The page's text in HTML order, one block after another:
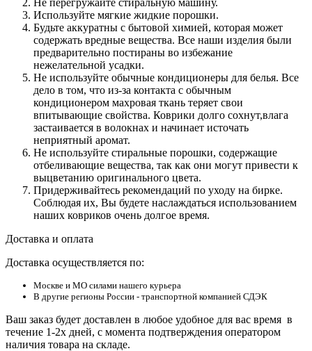
Используйте мягкие жидкие порошки.
Будьте аккуратны с бытовой химией, которая может
содержать вредные вещества. Все наши изделия были
предварительно постираны во избежание
нежелательной усадки.
Не используйте обычные кондиционеры для белья. Все
дело в том, что из-за контакта с обычным
кондиционером махровая ткань теряет свои
впитывающие свойства. Коврики долго сохнут,влага
застаивается в волокнах и начинает источать
неприятный аромат.
Не используйте стиральные порошки, содержащие
отбеливающие вещества, так как они могут привести к
выцветанию оригинального цвета.
Придерживайтесь рекомендаций по уходу на бирке.
Соблюдая их, Вы будете наслаждаться использованием
наших ковриков очень долгое время.
Доставка и оплата
Доставка осуществляется по:
Москве и МО силами нашего курьера
В другие регионы России - транспортной компанией СДЭК
Ваш заказ будет доставлен в любое удобное для вас время в
течение 1-2х дней, с момента подтверждения оператором
наличия товара на складе.